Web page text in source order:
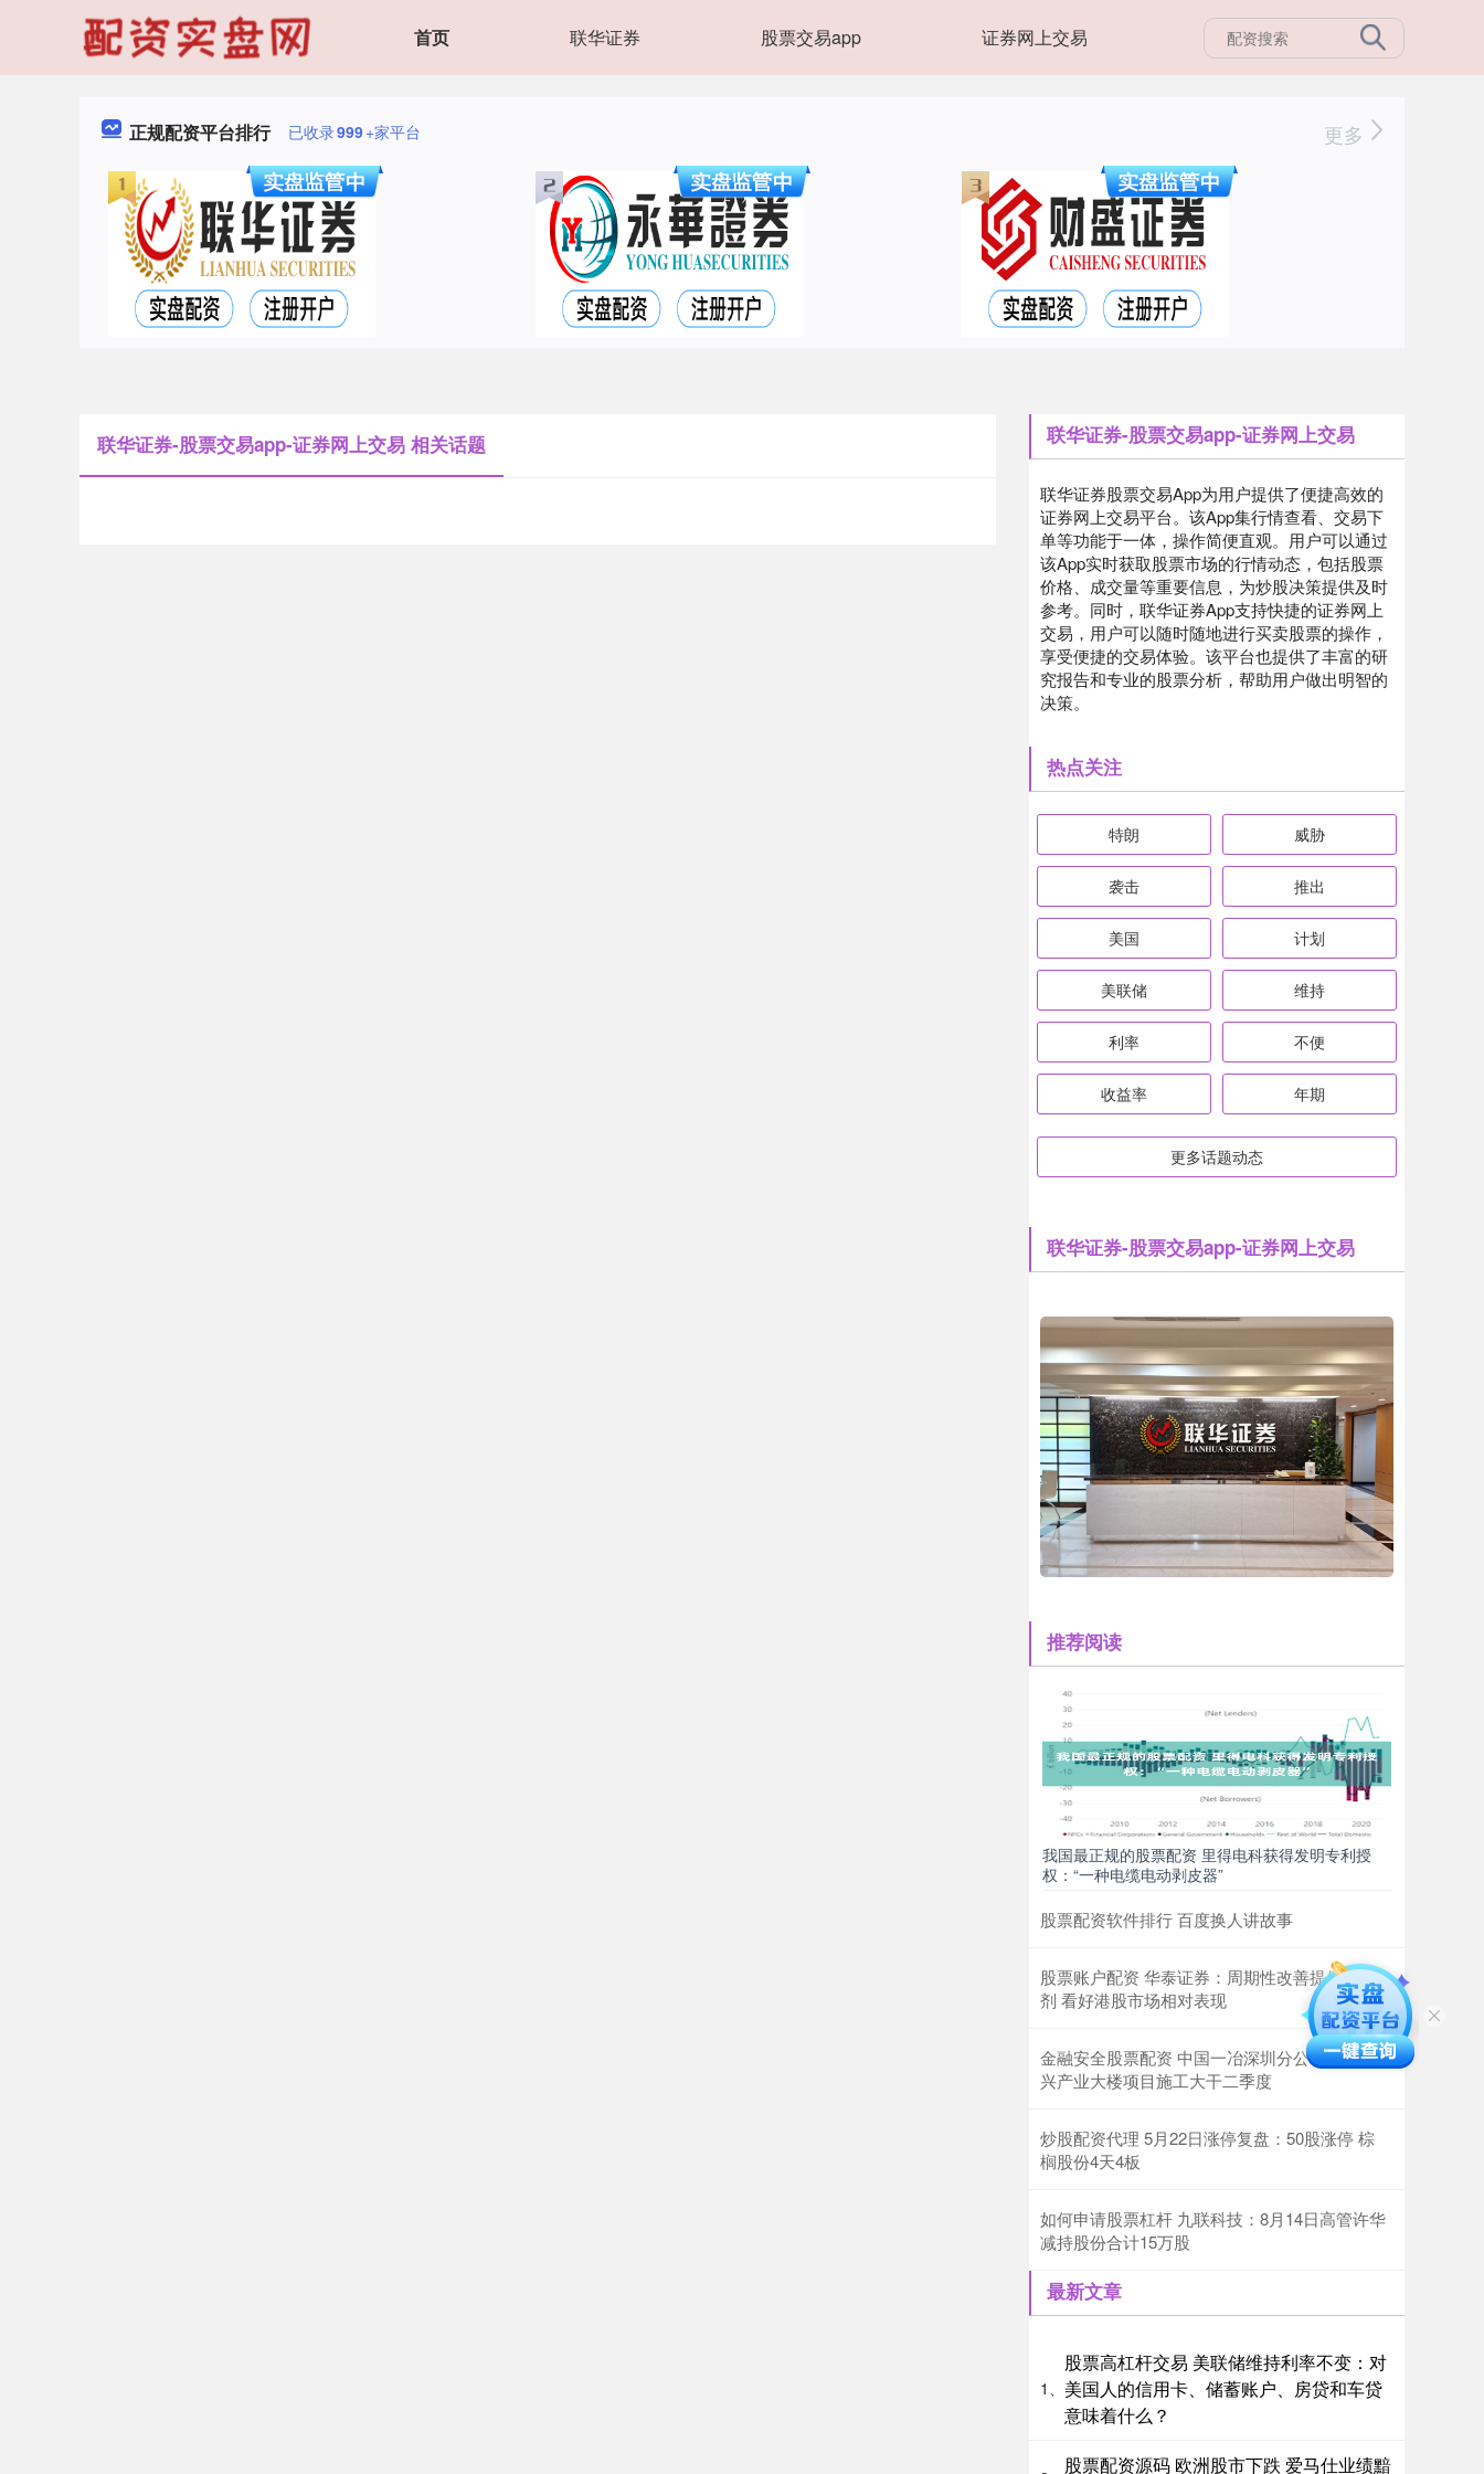
首页 联华证券 股票交易app 证券网上交易
正规配资平台排行 已收录999+家平台 更多
联华证券-股票交易app-证券网上交易 相关话题 联华证券-股票交易app-证券网上交易
联华证券股票交易App为用户提供了便捷高效的
证券网上交易平台。该App集行情查看、交易下
单等功能于一体，操作简便直观。用户可以通过
该App实时获取股票市场的行情动态，包括股票
价格、成交量等重要信息，为炒股决策提供及时
参考。同时，联华证券App支持快捷的证券网上
交易，用户可以随时随地进行买卖股票的操作，
享受便捷的交易体验。该平台也提供了丰富的研
究报告和专业的股票分析，帮助用户做出明智的
决策。
热点关注
特朗 威胁
袭击 推出
美国 计划
美联储 维持
利率 不便
收益率 年期
更多话题动态
联华证券-股票交易app-证券网上交易
推荐阅读
我国最正规的股票配资 里得电科获得发明专利授
权：“一种电缆电动剥皮器”
股票配资软件排行 百度换人讲故事
股票账户配资 华泰证券：周期性改善提供催化
剂 看好港股市场相对表现
金融安全股票配资 中国一冶深圳分公司隔岸新
兴产业大楼项目施工大干二季度
炒股配资代理 5月22日涨停复盘：50股涨停 棕
榈股份4天4板
如何申请股票杠杆 九联科技：8月14日高管许华
减持股份合计15万股
最新文章
1、
股票高杠杆交易 美联储维持利率不变：对
美国人的信用卡、储蓄账户、房贷和车贷
意味着什么？
股票配资源码 欧洲股市下跌 爱马仕业绩黯